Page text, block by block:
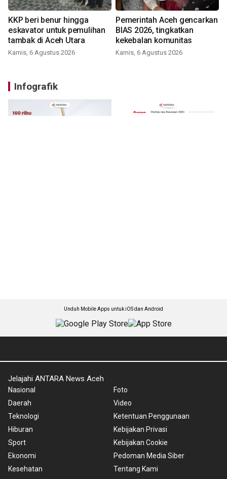
KKP beri benur hingga
eskavator untuk pemulihan
tambak di Aceh Utara
Kamis, 6 Agustus 2026
Pemerintah Aceh gencarkan
BIAS 2026, tingkatkan
kekebalan komunitas
Kamis, 6 Agustus 2026
Infografik
Unduh Mobile Apps untuk iOS dan Android
Jelajahi ANTARA News Aceh
Nasional
Daerah
Teknologi
Hiburan
Sport
Ekonomi
Kesehatan
Foto
Video
Ketentuan Penggunaan
Kebijakan Privasi
Kebijakan Cookie
Pedoman Media Siber
Tentang Kami